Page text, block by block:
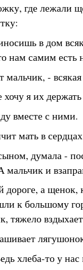
где лежали
в дом
нам самим есть
-
я их
вместе с ними.
мать в
думала -
и
а щенок,
к большому
тяжело
хлеба-то у нас